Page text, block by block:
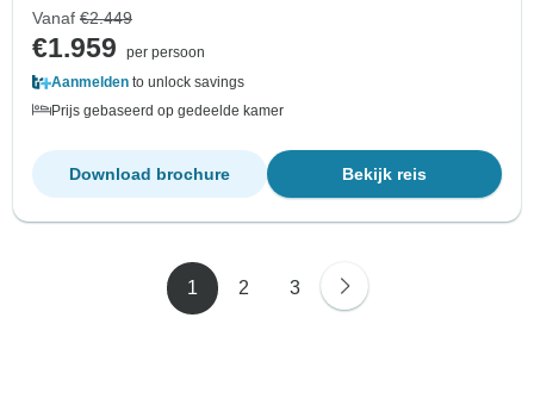
Vanaf €2.449
€1.959
per persoon
Aanmelden to unlock savings
Prijs gebaseerd op gedeelde kamer
Bekijk reis
Download brochure
1 2 3